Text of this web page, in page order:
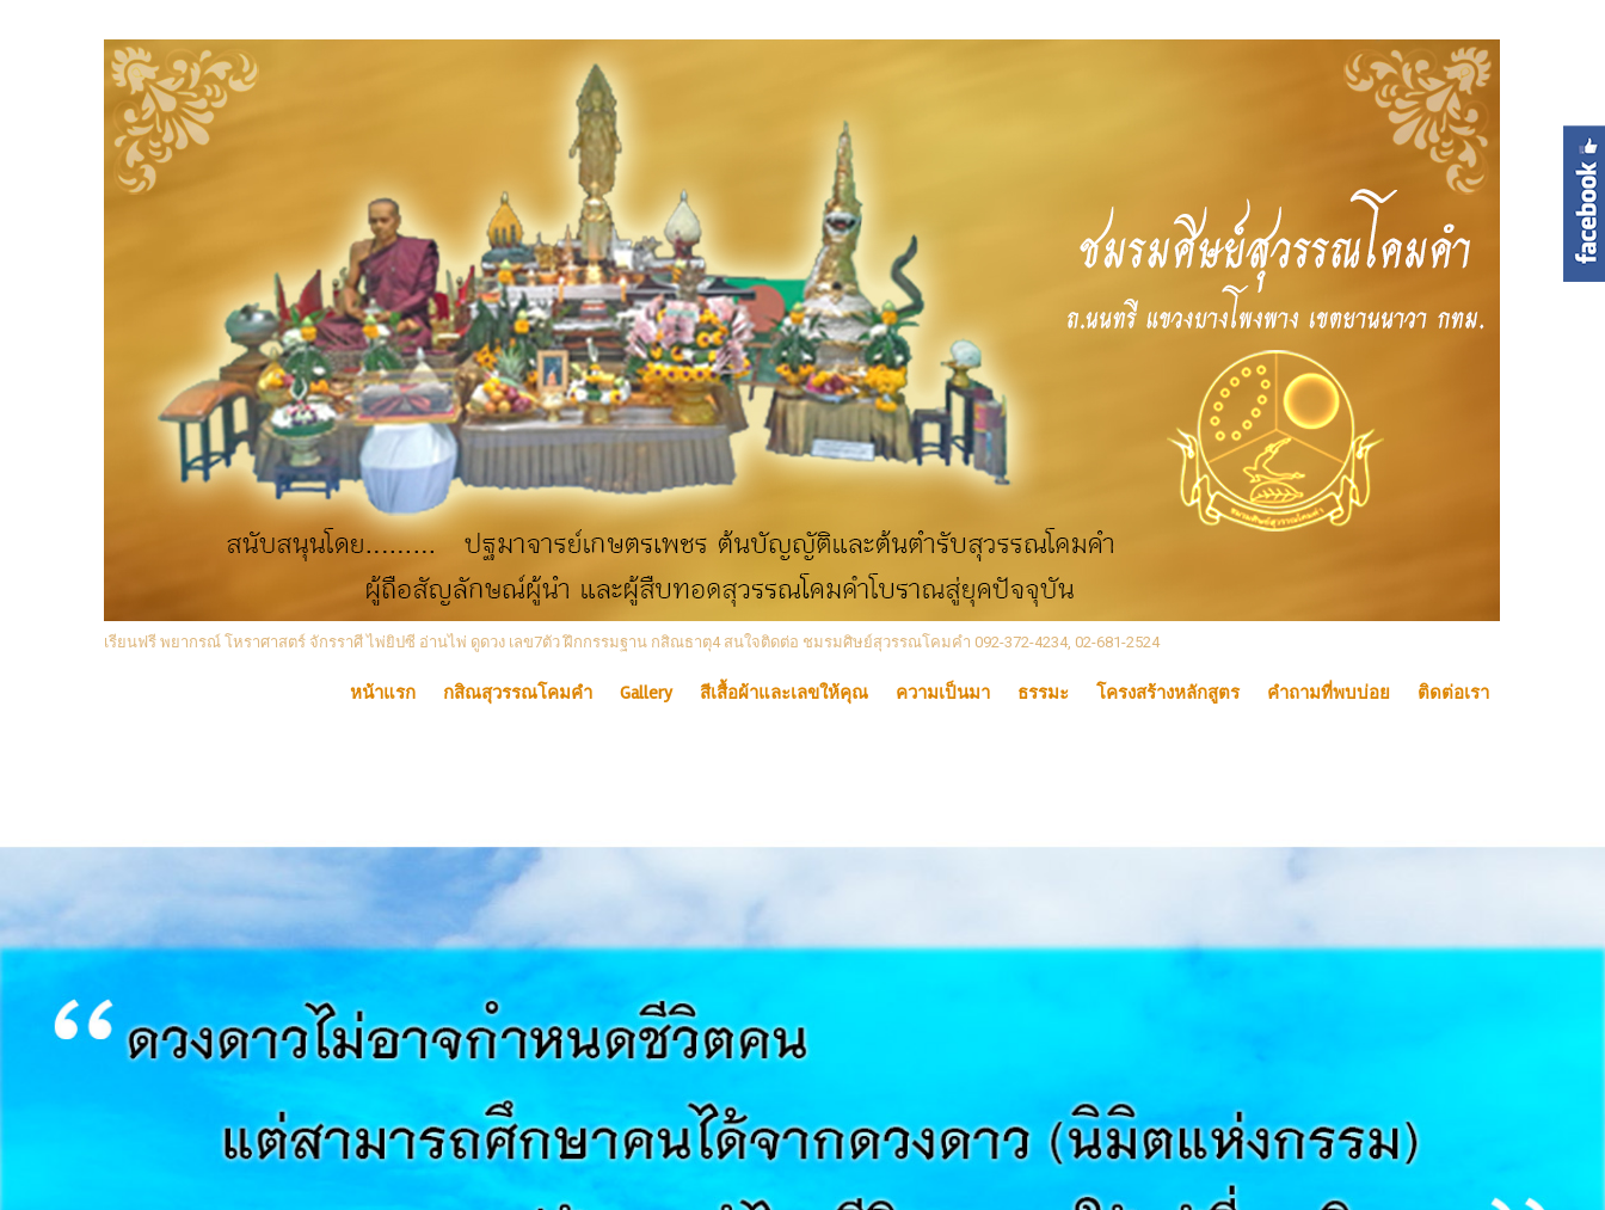
เรียนฟรี พยากรณ์ โหราศาสตร์ จักรราศี ไพ่ยิปซี อ่านไพ่ ดูดวง เลข7ตัว ฝึกกรรมฐาน กสิณธาตุ4 สนใจติดต่อ ชมรมศิษย์สุวรรณโคมคำ 092-372-4234, 02-681-2524
หน้าแรก กสิณสุวรรณโคมคำ Gallery สีเสื้อผ้าและเลขให้คุณ ความเป็นมา ธรรมะ โครงสร้างหลักสูตร คำถามที่พบบ่อย ติดต่อเรา